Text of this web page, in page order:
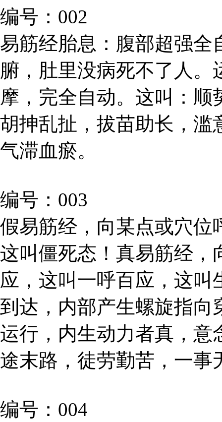
编号：002
易筋经胎息：腹部超强全
腑，肚里没病死不了人
摩，完全自动。这叫：
胡抻乱扯，拔苗助长，滥
气滞血瘀。
编号：003
假易筋经，向某点或穴位
这叫僵死态！真易筋经，
应，这叫一呼百应，这
到达，内部产生螺旋指向
运行，内生动力者真，意
途末路，徒劳勤苦，一事
编号：004